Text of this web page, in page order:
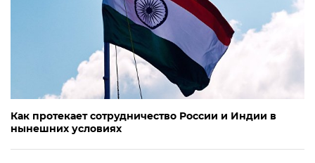
Как протекает сотрудничество России и Индии в
нынешних условиях